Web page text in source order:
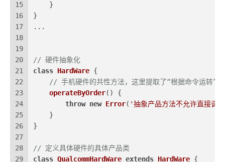
15
16
17
18
19
20
21
22
23
24
25
26
27
28
29
    }
}
...
// 硬件抽象化
class HardWare {
// 手机硬件的共性方法，这里提取了“根据命令运转”
operateByOrder( ) {
throw new Error( '抽象产品方法不允许直接调
    }
}
// 定义具体硬件的具体产品类
class QualcommHardWare extends HardWare {